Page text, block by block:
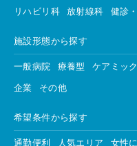
リハビリ科
放射線科 健診
施設形態から探す
一般病院 療養型 ケアミッ
企業
その他
希望条件から探す
通勤便利 人気エリア 女性